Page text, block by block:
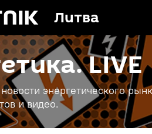
Литва
LIVE
энергетического
и видео.